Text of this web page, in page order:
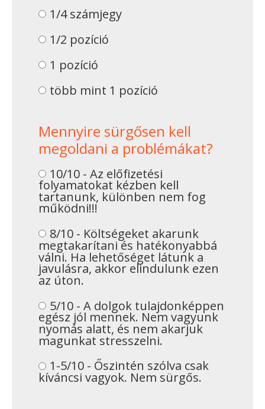
1/4 számjegy
1/2 pozíció
1 pozíció
több mint 1 pozíció
Mennyire sürgősen kell
megoldani a problémákat?
10/10 - Az előfizetési
folyamatokat kézben kell
tartanunk, különben nem fog
működni!!!
8/10 - Költségeket akarunk
megtakarítani és hatékonyabbá
válni. Ha lehetőséget látunk a
javulásra, akkor elindulunk ezen
az úton.
5/10 - A dolgok tulajdonképpen
egész jól mennek. Nem vagyunk
nyomás alatt, és nem akarjuk
magunkat stresszelni.
1-5/10 - Őszintén szólva csak
kíváncsi vagyok. Nem sürgős.